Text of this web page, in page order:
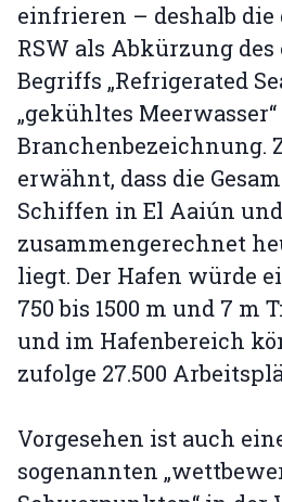
einfrieren – deshalb die
RSW als Abkürzung
Begriffs „Refrigerated
„gekühltes
Branchenbezeichnung.
erwähnt, dass die
Schiffen in El Aaiún
zusammengerechnet
liegt. Der Hafen würde
750 bis 1500 m und 7 m
und im Hafenbereich
zufolge 27.500
Vorgesehen ist auch
sogenannten